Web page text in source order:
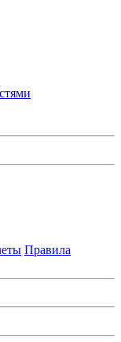
Правила